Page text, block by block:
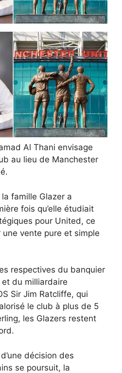
Al Thani envisage
au lieu de Manchester
famille Glazer a
fois qu’elle étudiait
pour United, ce
vente pure et simple
respectives du banquier
du milliardaire
Sir Jim Ratcliffe, qui
le club à plus de 5
les Glazers restent
décision des
se poursuit, la